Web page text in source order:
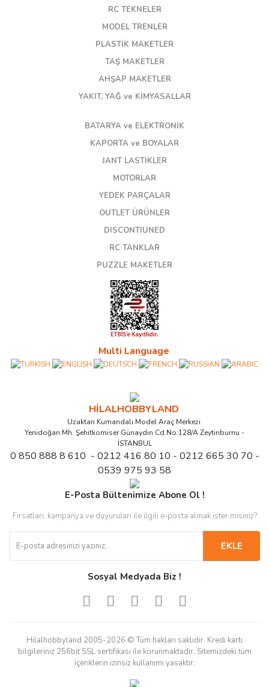
RC TEKNELER
MODEL TRENLER
PLASTİK MAKETLER
TAŞ MAKETLER
AHŞAP MAKETLER
YAKIT, YAĞ ve KİMYASALLAR
BATARYA ve ELEKTRONİK
KAPORTA ve BOYALAR
JANT LASTİKLER
MOTORLAR
YEDEK PARÇALAR
OUTLET ÜRÜNLER
DISCONTIUNED
RC TANKLAR
PUZZLE MAKETLER
Multi Language
HİLALHOBBYLAND
Uzaktan Kumandalı Model Araç Merkezi
Yenidoğan Mh. Şehitkomiser Günaydın Cd.No:128/A Zeytinburnu -
İSTANBUL
0 850 888 8 610 - 0212 416 80 10 - 0212 665 30 70 -
0539 975 93 58
E-Posta Bültenimize Abone Ol !
Fırsatları, kampanya ve duyuruları ile ilgili e-posta almak ister misiniz?
EKLE
Sosyal Medyada Biz !
Hilalhobbyland 2005-2026 © Tüm hakları saklıdır. Kredi kartı
bilgileriniz 256bit SSL sertifikası ile korunmaktadır. Sitemizdeki tüm
içeriklerin izinsiz kullanımı yasaktır.